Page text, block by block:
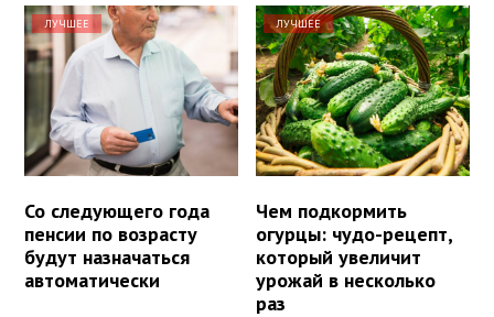
ЛУЧШЕЕ
Со следующего года
пенсии по возрасту
будут назначаться
автоматически
ЛУЧШЕЕ
Чем подкормить
огурцы: чудо-рецепт,
который увеличит
урожай в несколько
раз